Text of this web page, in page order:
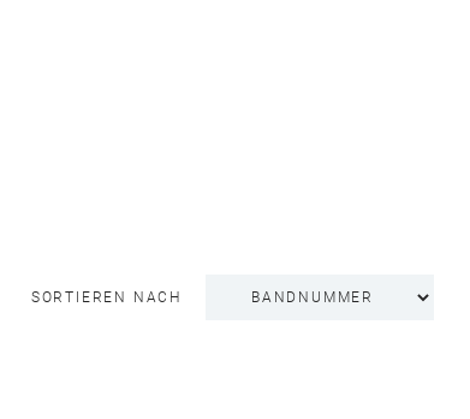
SORTIEREN NACH